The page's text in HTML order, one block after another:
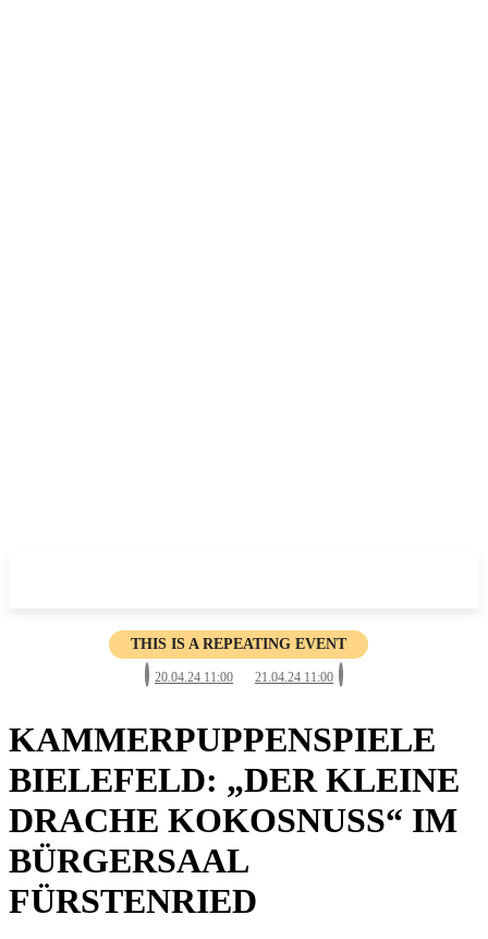
THIS IS A REPEATING EVENT
20.04.24 11:00 21.04.24 11:00
KAMMERPUPPENSPIELE
BIELEFELD: „DER KLEINE
DRACHE KOKOSNUSS“ IM
BÜRGERSAAL
FÜRSTENRIED